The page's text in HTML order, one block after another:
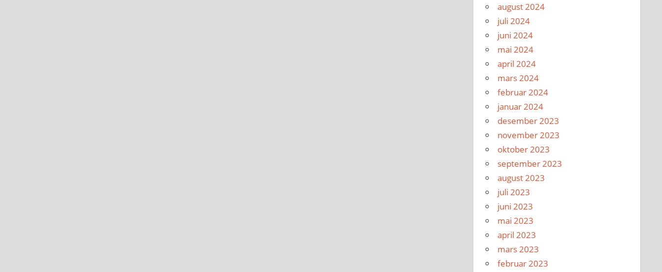
august 2024
juli 2024
juni 2024
mai 2024
april 2024
mars 2024
februar 2024
januar 2024
desember 2023
november 2023
oktober 2023
september 2023
august 2023
juli 2023
juni 2023
mai 2023
april 2023
mars 2023
februar 2023